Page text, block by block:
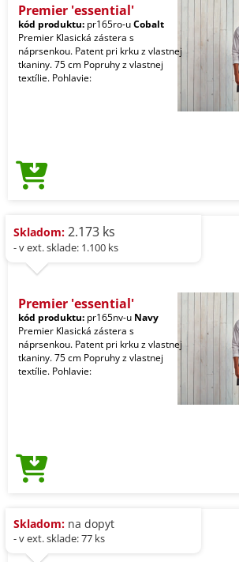
Premier 'essential'
kód produktu: pr165ro-uCobalt
Premier Klasická zástera s
náprsenkou. Patent pri krku z vlastnej
tkaniny. 75 cm Popruhy z vlastnej
textílie. Pohlavie:
Skladom: 2.173 ks
- v ext. sklade: 1.100 ks
Premier 'essential'
kód produktu: pr165nv-u Navy
Premier Klasická zástera s
náprsenkou. Patent pri krku z vlastnej
tkaniny. 75 cm Popruhy z vlastnej
textílie. Pohlavie:
Skladom: na dopyt
- v ext. sklade: 77 ks